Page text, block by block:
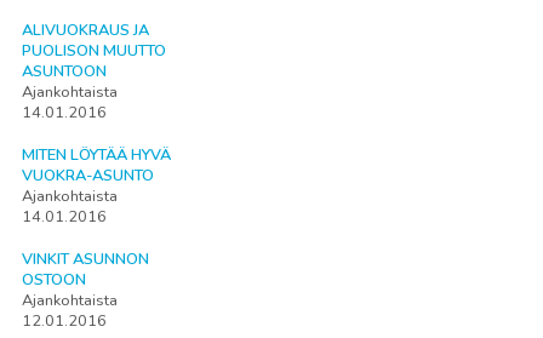
ALIVUOKRAUS JA
PUOLISON MUUTTO
ASUNTOON
Ajankohtaista
14.01.2016
MITEN LÖYTÄÄ HYVÄ
VUOKRA-ASUNTO
Ajankohtaista
14.01.2016
VINKIT ASUNNON
OSTOON
Ajankohtaista
12.01.2016